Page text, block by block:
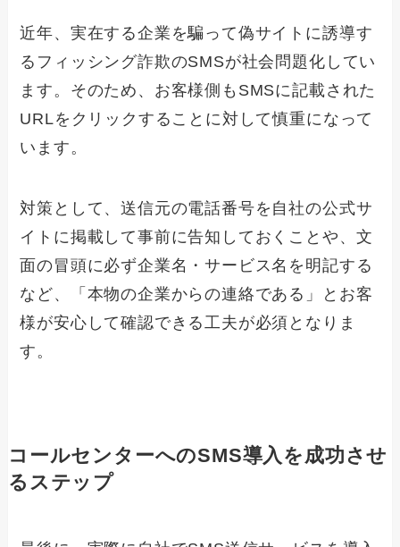
近年、実在する企業を騙って偽サイトに誘導す
るフィッシング詐欺のSMSが社会問題化してい
ます。そのため、お客様側もSMSに記載された
URLをクリックすることに対して慎重になって
います。
対策として、送信元の電話番号を自社の公式サ
イトに掲載して事前に告知しておくことや、文
面の冒頭に必ず企業名・サービス名を明記する
など、「本物の企業からの連絡である」とお客
様が安心して確認できる工夫が必須となりま
す。
コールセンターへのSMS導入を成功させ
るステップ